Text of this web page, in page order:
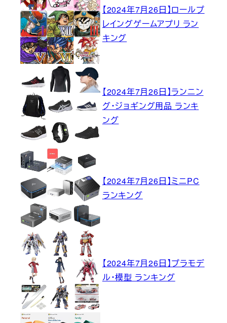
【2024年7月26日】ロールプ
レイングゲームアプリ ラン
キング
【2024年7月26日】ランニン
グ・ジョギング用品 ランキ
ング
【2024年7月26日】ミニPC
ランキング
【2024年7月26日】プラモデ
ル・模型 ランキング